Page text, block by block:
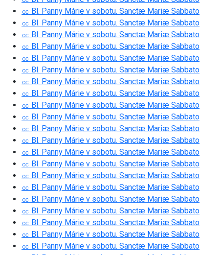
㏄ Bl. Panny Márie v sobotu. Sanctæ Mariæ Sabbato
㏄ Bl. Panny Márie v sobotu. Sanctæ Mariæ Sabbato
㏄ Bl. Panny Márie v sobotu. Sanctæ Mariæ Sabbato
㏄ Bl. Panny Márie v sobotu. Sanctæ Mariæ Sabbato
㏄ Bl. Panny Márie v sobotu. Sanctæ Mariæ Sabbato
㏄ Bl. Panny Márie v sobotu. Sanctæ Mariæ Sabbato
㏄ Bl. Panny Márie v sobotu. Sanctæ Mariæ Sabbato
㏄ Bl. Panny Márie v sobotu. Sanctæ Mariæ Sabbato
㏄ Bl. Panny Márie v sobotu. Sanctæ Mariæ Sabbato
㏄ Bl. Panny Márie v sobotu. Sanctæ Mariæ Sabbato
㏄ Bl. Panny Márie v sobotu. Sanctæ Mariæ Sabbato
㏄ Bl. Panny Márie v sobotu. Sanctæ Mariæ Sabbato
㏄ Bl. Panny Márie v sobotu. Sanctæ Mariæ Sabbato
㏄ Bl. Panny Márie v sobotu. Sanctæ Mariæ Sabbato
㏄ Bl. Panny Márie v sobotu. Sanctæ Mariæ Sabbato
㏄ Bl. Panny Márie v sobotu. Sanctæ Mariæ Sabbato
㏄ Bl. Panny Márie v sobotu. Sanctæ Mariæ Sabbato
㏄ Bl. Panny Márie v sobotu. Sanctæ Mariæ Sabbato
㏄ Bl. Panny Márie v sobotu. Sanctæ Mariæ Sabbato
㏄ Bl. Panny Márie v sobotu. Sanctæ Mariæ Sabbato
㏄ Bl. Panny Márie v sobotu. Sanctæ Mariæ Sabbato